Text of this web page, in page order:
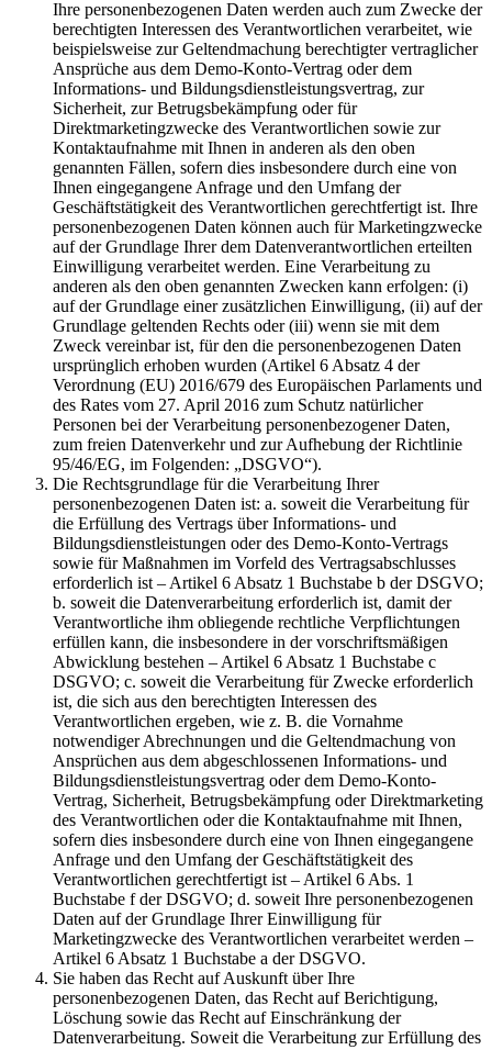
Ihre personenbezogenen Daten werden auch zum Zwecke der
berechtigten Interessen des Verantwortlichen verarbeitet, wie
beispielsweise zur Geltendmachung berechtigter vertraglicher
Ansprüche aus dem Demo-Konto-Vertrag oder dem
Informations- und Bildungsdienstleistungsvertrag, zur
Sicherheit, zur Betrugsbekämpfung oder für
Direktmarketingzwecke des Verantwortlichen sowie zur
Kontaktaufnahme mit Ihnen in anderen als den oben
genannten Fällen, sofern dies insbesondere durch eine von
Ihnen eingegangene Anfrage und den Umfang der
Geschäftstätigkeit des Verantwortlichen gerechtfertigt ist. Ihre
personenbezogenen Daten können auch für Marketingzwecke
auf der Grundlage Ihrer dem Datenverantwortlichen erteilten
Einwilligung verarbeitet werden. Eine Verarbeitung zu
anderen als den oben genannten Zwecken kann erfolgen: (i)
auf der Grundlage einer zusätzlichen Einwilligung, (ii) auf der
Grundlage geltenden Rechts oder (iii) wenn sie mit dem
Zweck vereinbar ist, für den die personenbezogenen Daten
ursprünglich erhoben wurden (Artikel 6 Absatz 4 der
Verordnung (EU) 2016/679 des Europäischen Parlaments und
des Rates vom 27. April 2016 zum Schutz natürlicher
Personen bei der Verarbeitung personenbezogener Daten,
zum freien Datenverkehr und zur Aufhebung der Richtlinie
95/46/EG, im Folgenden: „DSGVO“).
Die Rechtsgrundlage für die Verarbeitung Ihrer
personenbezogenen Daten ist: a. soweit die Verarbeitung für
die Erfüllung des Vertrags über Informations- und
Bildungsdienstleistungen oder des Demo-Konto-Vertrags
sowie für Maßnahmen im Vorfeld des Vertragsabschlusses
erforderlich ist – Artikel 6 Absatz 1 Buchstabe b der DSGVO;
b. soweit die Datenverarbeitung erforderlich ist, damit der
Verantwortliche ihm obliegende rechtliche Verpflichtungen
erfüllen kann, die insbesondere in der vorschriftsmäßigen
Abwicklung bestehen – Artikel 6 Absatz 1 Buchstabe c
DSGVO; c. soweit die Verarbeitung für Zwecke erforderlich
ist, die sich aus den berechtigten Interessen des
Verantwortlichen ergeben, wie z. B. die Vornahme
notwendiger Abrechnungen und die Geltendmachung von
Ansprüchen aus dem abgeschlossenen Informations- und
Bildungsdienstleistungsvertrag oder dem Demo-Konto-
Vertrag, Sicherheit, Betrugsbekämpfung oder Direktmarketing
des Verantwortlichen oder die Kontaktaufnahme mit Ihnen,
sofern dies insbesondere durch eine von Ihnen eingegangene
Anfrage und den Umfang der Geschäftstätigkeit des
Verantwortlichen gerechtfertigt ist – Artikel 6 Abs. 1
Buchstabe f der DSGVO; d. soweit Ihre personenbezogenen
Daten auf der Grundlage Ihrer Einwilligung für
Marketingzwecke des Verantwortlichen verarbeitet werden –
Artikel 6 Absatz 1 Buchstabe a der DSGVO.
Sie haben das Recht auf Auskunft über Ihre
personenbezogenen Daten, das Recht auf Berichtigung,
Löschung sowie das Recht auf Einschränkung der
Datenverarbeitung. Soweit die Verarbeitung zur Erfüllung des